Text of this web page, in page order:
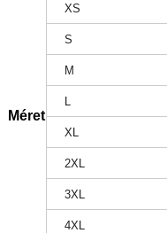
Méret
XS
S
M
XL
2XL
3XL
4XL